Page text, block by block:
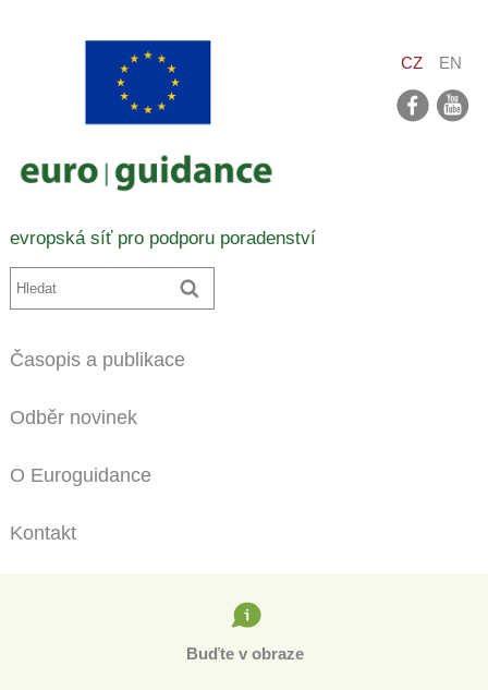
evropská síť pro podporu poradenství
CZ EN
Časopis a publikace
Odběr novinek
O Euroguidance
Kontakt
Buďte v obraze